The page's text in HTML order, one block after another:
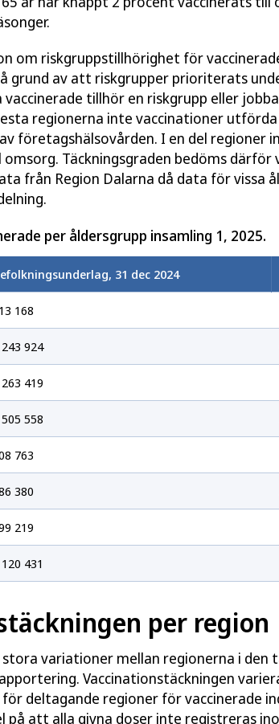
om riskgruppstillhörighet för
grund av att riskgrupper prioriterats
tillhör en riskgrupp eller
regionerna inte vaccinationer
företagshälsovården. I en del regioner
Täckningsgraden bedöms
från Region Dalarna då data för vissa
per åldersgrupp insamling 1, 2025.
31 dec 2024
168
924
419
558
763
380
219
431
per region
variationer mellan regionerna i den
Vaccinationstäckningen
deltagande regioner för vaccinerade
på att alla givna doser inte registreras